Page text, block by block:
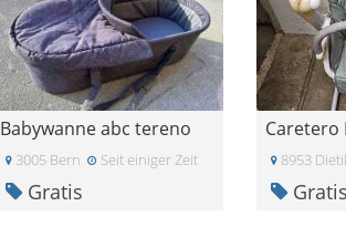
Babywanne abc tereno
3005 Bern Seit einiger Zeit
Gratis
Caretero
8953
Gratis